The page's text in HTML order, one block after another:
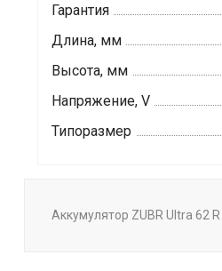
Гарантия
Длина, мм
Высота, мм
Напряжение, V
Типоразмер
Аккумулятор ZUBR Ultra 62